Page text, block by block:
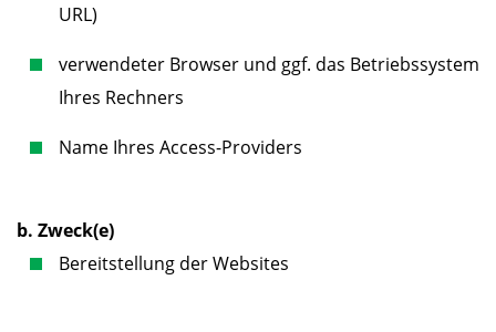
URL)
verwendeter Browser und ggf. das Betriebssystem
Ihres Rechners
Name Ihres Access-Providers
b. Zweck(e)
Bereitstellung der Websites